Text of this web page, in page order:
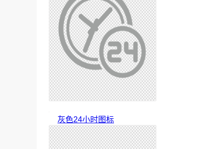
灰色24小时图标